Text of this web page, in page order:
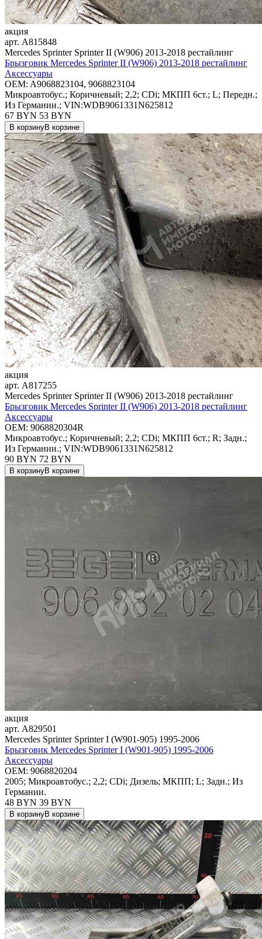
акция
арт. A815848
Mercedes Sprinter Sprinter II (W906) 2013-2018 рестайлинг
Брызговик Mercedes Sprinter II (W906) 2013-2018 рестайлинг
Аксессуары
OEM: A9068823104, 9068823104
Микроавтобус.; Коричневый; 2,2; CDi; МКПП 6ст.; L; Передн.;
Из Германии.; VIN:WDB9061331N625812
67 BYN 53 BYN
В корзинуВ корзине
акция
арт. A817255
Mercedes Sprinter Sprinter II (W906) 2013-2018 рестайлинг
Брызговик Mercedes Sprinter II (W906) 2013-2018 рестайлинг
Аксессуары
OEM: 9068820304R
Микроавтобус.; Коричневый; 2,2; CDi; МКПП 6ст.; R; Задн.;
Из Германии.; VIN:WDB9061331N625812
90 BYN 72 BYN
В корзинуВ корзине
акция
арт. A829501
Mercedes Sprinter Sprinter I (W901-905) 1995-2006
Брызговик Mercedes Sprinter I (W901-905) 1995-2006
Аксессуары
OEM: 9068820204
2005; Микроавтобус.; 2,2; CDi; Дизель; МКПП; L; Задн.; Из
Германии.
48 BYN 39 BYN
В корзинуВ корзине